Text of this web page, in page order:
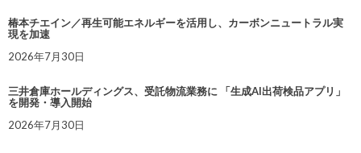
椿本チエイン／再生可能エネルギーを活用し、カーボンニュートラル実
現を加速
2026年7月30日
三井倉庫ホールディングス、受託物流業務に 「生成AI出荷検品アプリ」
を開発・導入開始
2026年7月30日